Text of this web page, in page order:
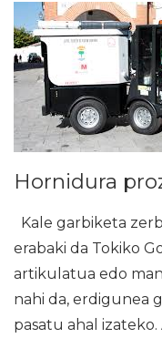
Hornidura
Kale garbiketa
erabaki da Tokiko
artikulatua edo
nahi da, erdigunea
pasatu ahal